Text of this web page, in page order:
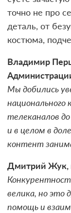
точно не про
деталь, от
костюма,
Владимир
Мы добились
национального
телеканалов
и в целом в
контент
Дмитрий Жук,
велика, но это
помощь и